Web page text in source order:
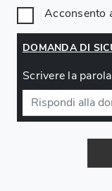
Acconsento
DOMANDA DI
Scrivere la